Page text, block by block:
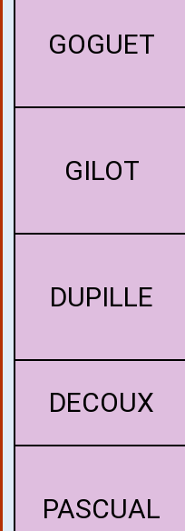
GOGUET
GILOT
DUPILLE
DECOUX
PASCUAL